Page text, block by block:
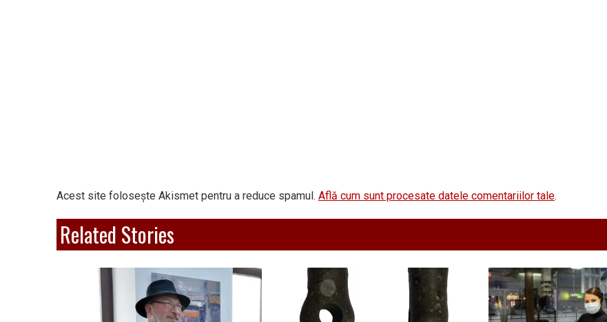
Acest site folosește Akismet pentru a reduce spamul. Află cum sunt procesate datele comentariilor tale.
Related Stories